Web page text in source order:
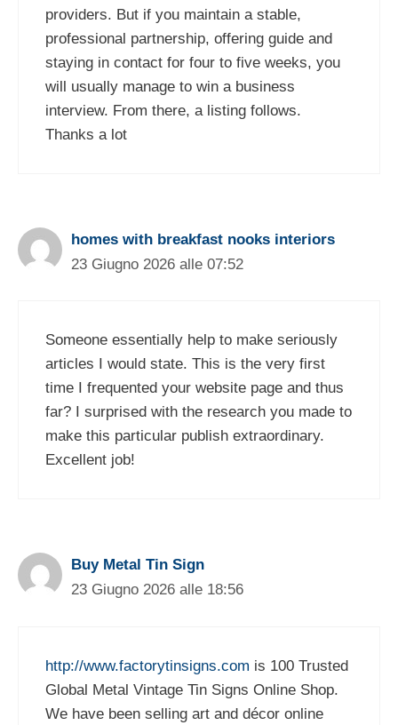
providers. But if you maintain a stable,
professional partnership, offering guide and
staying in contact for four to five weeks, you
will usually manage to win a business
interview. From there, a listing follows.
Thanks a lot
homes with breakfast nooks interiors
23 Giugno 2026 alle 07:52
Someone essentially help to make seriously
articles I would state. This is the very first
time I frequented your website page and thus
far? I surprised with the research you made to
make this particular publish extraordinary.
Excellent job!
Buy Metal Tin Sign
23 Giugno 2026 alle 18:56
http://www.factorytinsigns.com is 100 Trusted
Global Metal Vintage Tin Signs Online Shop.
We have been selling art and décor online